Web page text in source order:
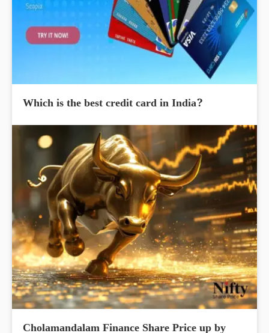
Which is the best credit card in India?
Cholamandalam Finance Share Price up by